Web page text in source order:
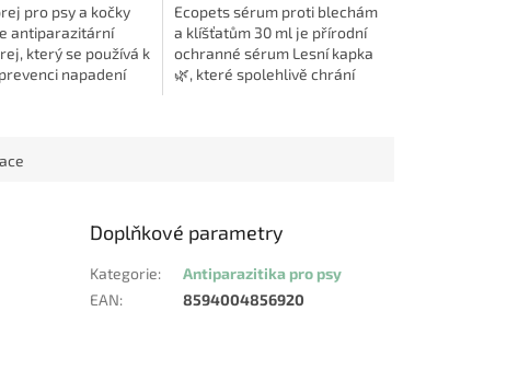
pro psy a kočky
antiparazitární
který se používá k
napadení
Ecopets sérum proti blechám
a klíšťatům 30 ml je přírodní
ochranné sérum Lesní kapka
🌿, které spolehlivě chrání
Doplňkové parametry
Kategorie:
Antiparazitika pro psy
EAN: 8594004856920